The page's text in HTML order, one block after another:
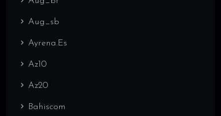
Aug_sb
Ayrena.es
Az10
Az20
Bahiscom